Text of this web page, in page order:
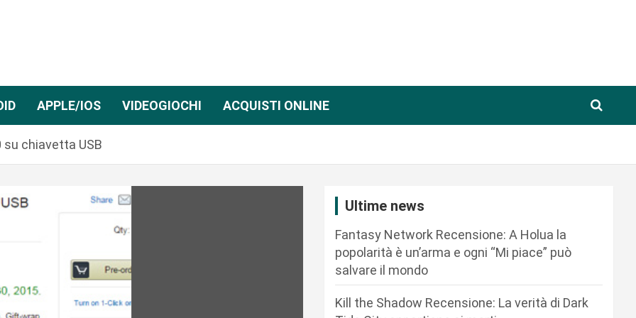
APPLE/IOS VIDEOGIOCHI ACQUISTI ONLINE
chiavetta USB
Ultime news
Fantasy Network Recensione: A Holua la
popolarità è un’arma e ogni “Mi piace” può
salvare il mondo
Kill the Shadow Recensione: La verità di Dark